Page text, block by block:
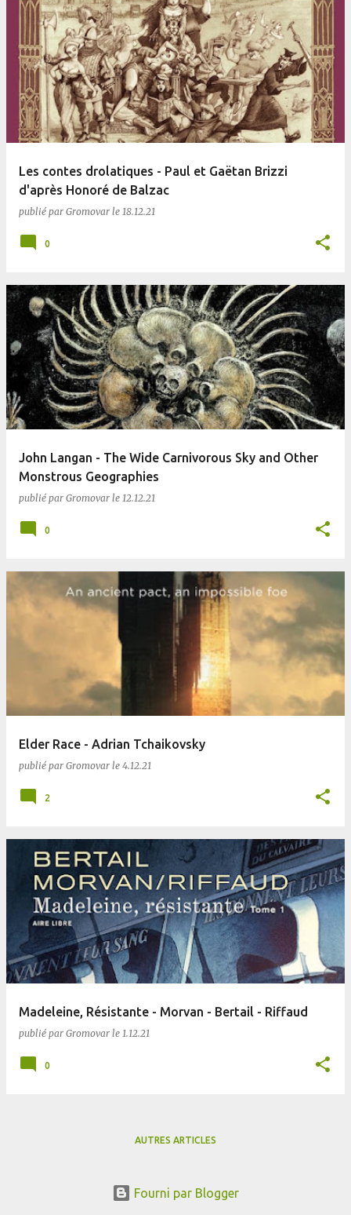
Les contes drolatiques - Paul et Gaëtan Brizzi
d'après Honoré de Balzac
publié par Gromovar le 18.12.21
0
John Langan - The Wide Carnivorous Sky and Other
Monstrous Geographies
publié par Gromovar le 12.12.21
0
Elder Race - Adrian Tchaikovsky
publié par Gromovar le 4.12.21
2
Madeleine, Résistante - Morvan - Bertail - Riffaud
publié par Gromovar le 1.12.21
0
AUTRES ARTICLES
Fourni par Blogger